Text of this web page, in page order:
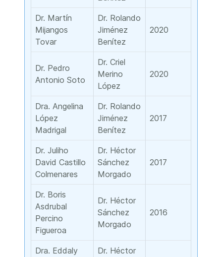
Dr. Martín
Mijangos
Tovar
Dr. Rolando
Jiménez
Benítez
2020
Dr. Pedro
Antonio Soto
Dr. Criel
Merino
López
2020
Dra. Angelina
López
Madrigal
Dr. Rolando
Jiménez
Benítez
2017
Dr. Juliho
David Castillo
Colmenares
Dr. Héctor
Sánchez
Morgado
2017
Dr. Boris
Asdrubal
Percino
Figueroa
Dr. Héctor
Sánchez
Morgado
2016
Dra. Eddaly
Dr. Héctor